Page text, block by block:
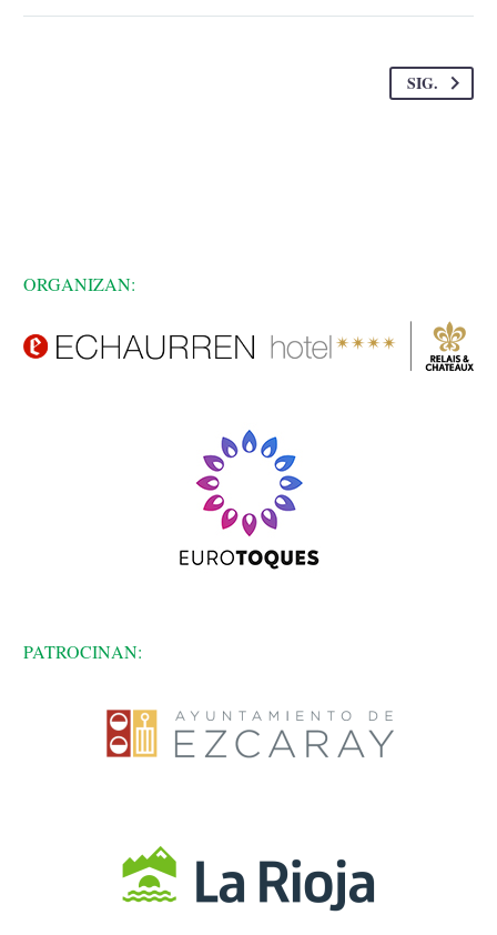
SIG.
ORGANIZAN:
PATROCINAN: